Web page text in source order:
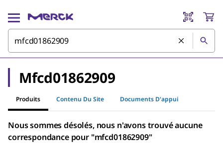
Mfcd01862909
Produits Contenu Du Site Documents D'appui
Nous sommes désolés, nous n'avons trouvé aucune
correspondance pour "mfcd01862909"